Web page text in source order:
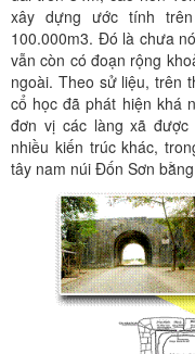
xây dựng ước tính
100.000m3. Đó là chưa
vẫn còn có đoạn rộng
ngoài. Theo sử liệu, trên
cổ học đã phát hiện khá
đơn vị các làng xã
nhiều kiến trúc khác,
tây nam núi Đốn Sơn